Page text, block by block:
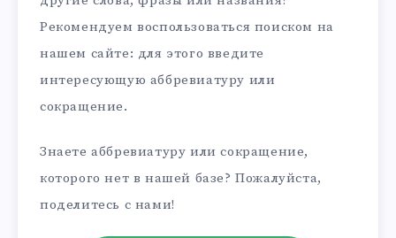
Рекомендуем воспользоваться поиском на
нашем сайте: для этого введите
интересующую аббревиатуру или
сокращение.
Знаете аббревиатуру или сокращение,
которого нет в нашей базе? Пожалуйста,
поделитесь с нами!